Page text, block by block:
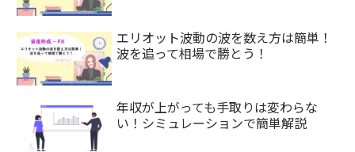
エリオット波動の波を数え方は簡単！
波を追って相場で勝とう！
年収が上がっても手取りは変わらな
い！シミュレーションで簡単解説